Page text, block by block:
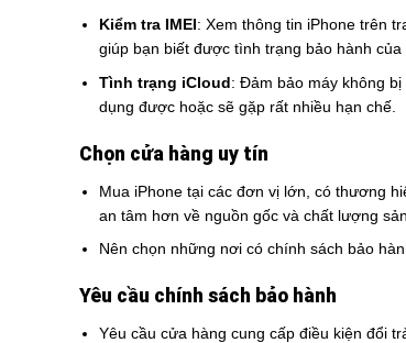
Kiểm tra IMEI: Xem thông tin iPhone trên
giúp bạn biết được tình trạng bảo hành của
Tình trạng iCloud: Đảm bảo máy không
dụng được hoặc sẽ gặp rất nhiều hạn chế.
Chọn cửa hàng uy tín
Mua iPhone tại các đơn vị lớn, có thương
an tâm hơn về nguồn gốc và chất lượng
Nên chọn những nơi có chính sách bảo
Yêu cầu chính sách bảo hành
Yêu cầu cửa hàng cung cấp điều kiện đổi